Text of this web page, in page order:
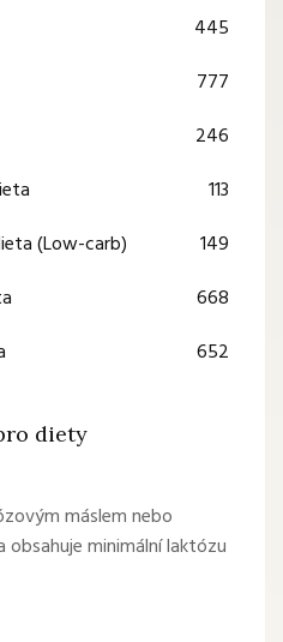
445
777
246
113
(Low-carb)
149
668
652
diety
máslem nebo
minimální laktózu